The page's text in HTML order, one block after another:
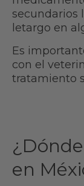
secundarios
letargo en
Es
con el
tratamiento
en